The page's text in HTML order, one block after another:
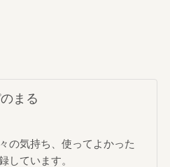
まる
の気持ち、使ってよかった
しています。